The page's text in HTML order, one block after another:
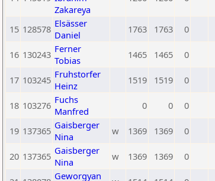
Zakareya
15 128578 Elsässer
Daniel
1763 1763 0
16 130243 Ferner
Tobias
1465 1465 0
17 103245 Fruhstorfer
Heinz
1519 1519 0
18 103276 Fuchs
Manfred
0 0 0
19 137365 Gaisberger
Nina
w 1369 1369 0
20 137365 Gaisberger
Nina
w 1369 1369 0
Geworgyan